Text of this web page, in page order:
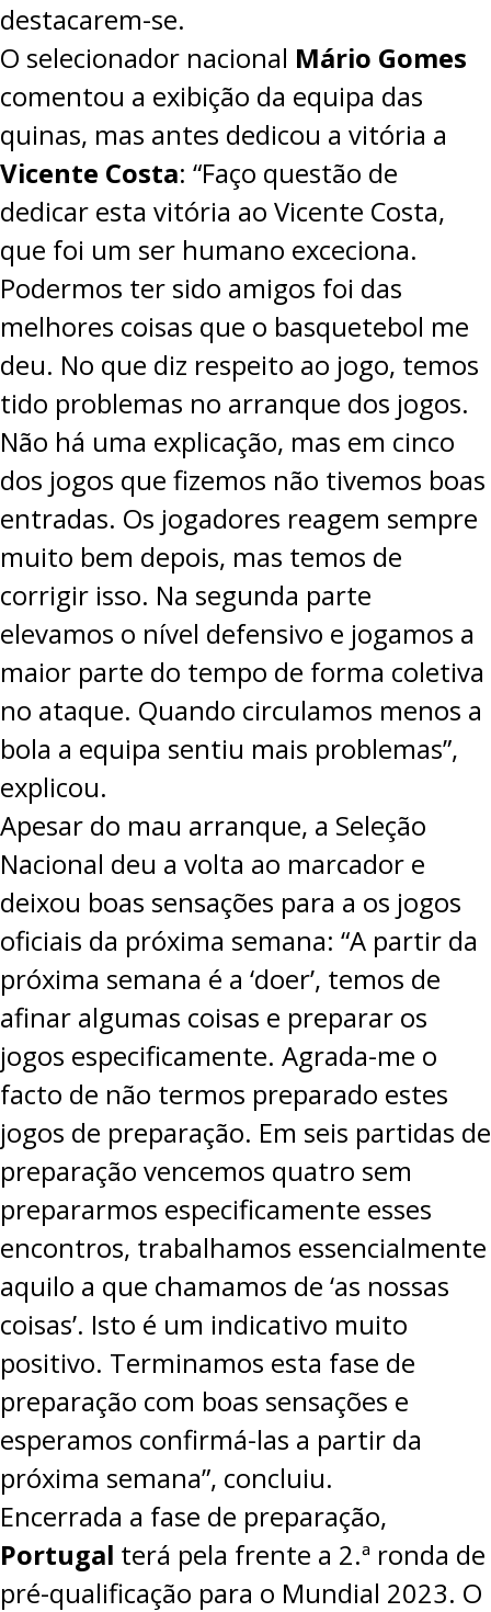
destacarem-se.
O selecionador nacional Mário Gomes
comentou a exibição da equipa das
quinas, mas antes dedicou a vitória a
Vicente Costa: “Faço questão de
dedicar esta vitória ao Vicente Costa,
que foi um ser humano exceciona.
Podermos ter sido amigos foi das
melhores coisas que o basquetebol me
deu. No que diz respeito ao jogo, temos
tido problemas no arranque dos jogos.
Não há uma explicação, mas em cinco
dos jogos que fizemos não tivemos boas
entradas. Os jogadores reagem sempre
muito bem depois, mas temos de
corrigir isso. Na segunda parte
elevamos o nível defensivo e jogamos a
maior parte do tempo de forma coletiva
no ataque. Quando circulamos menos a
bola a equipa sentiu mais problemas”,
explicou.
Apesar do mau arranque, a Seleção
Nacional deu a volta ao marcador e
deixou boas sensações para a os jogos
oficiais da próxima semana: “A partir da
próxima semana é a ‘doer’, temos de
afinar algumas coisas e preparar os
jogos especificamente. Agrada-me o
facto de não termos preparado estes
jogos de preparação. Em seis partidas de
preparação vencemos quatro sem
prepararmos especificamente esses
encontros, trabalhamos essencialmente
aquilo a que chamamos de ‘as nossas
coisas’. Isto é um indicativo muito
positivo. Terminamos esta fase de
preparação com boas sensações e
esperamos confirmá-las a partir da
próxima semana”, concluiu.
Encerrada a fase de preparação,
Portugal terá pela frente a 2.ª ronda de
pré-qualificação para o Mundial 2023. O